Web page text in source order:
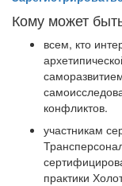
Кому может
всем, кто
конфликтов.
участникам
практики